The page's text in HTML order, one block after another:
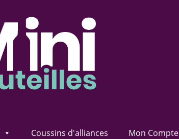
Coussins d'alliances Mon Compte